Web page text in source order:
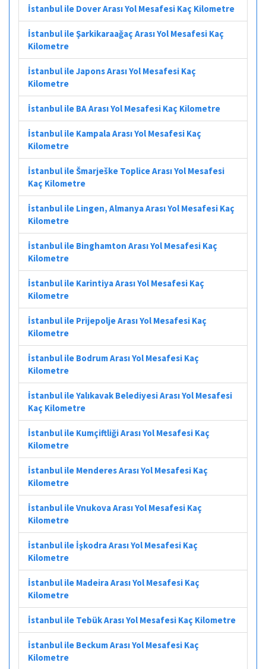
İstanbul ile Dover Arası Yol Mesafesi Kaç Kilometre
İstanbul ile Şarkikaraağaç Arası Yol Mesafesi Kaç
Kilometre
İstanbul ile Japons Arası Yol Mesafesi Kaç
Kilometre
İstanbul ile BA Arası Yol Mesafesi Kaç Kilometre
İstanbul ile Kampala Arası Yol Mesafesi Kaç
Kilometre
İstanbul ile Šmarješke Toplice Arası Yol Mesafesi
Kaç Kilometre
İstanbul ile Lingen, Almanya Arası Yol Mesafesi Kaç
Kilometre
İstanbul ile Binghamton Arası Yol Mesafesi Kaç
Kilometre
İstanbul ile Karintiya Arası Yol Mesafesi Kaç
Kilometre
İstanbul ile Prijepolje Arası Yol Mesafesi Kaç
Kilometre
İstanbul ile Bodrum Arası Yol Mesafesi Kaç
Kilometre
İstanbul ile Yalıkavak Belediyesi Arası Yol Mesafesi
Kaç Kilometre
İstanbul ile Kumçiftliği Arası Yol Mesafesi Kaç
Kilometre
İstanbul ile Menderes Arası Yol Mesafesi Kaç
Kilometre
İstanbul ile Vnukova Arası Yol Mesafesi Kaç
Kilometre
İstanbul ile İşkodra Arası Yol Mesafesi Kaç
Kilometre
İstanbul ile Madeira Arası Yol Mesafesi Kaç
Kilometre
İstanbul ile Tebük Arası Yol Mesafesi Kaç Kilometre
İstanbul ile Beckum Arası Yol Mesafesi Kaç
Kilometre